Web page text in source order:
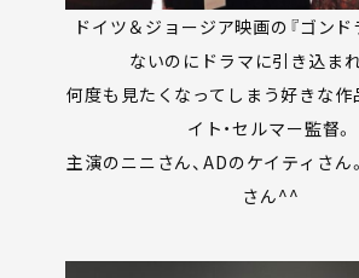
ドイツ＆ジョージア映画の『ゴンド
ないのにドラマに引き込まれ
何度も見たくなってしまう好きな作
イト・セルマー監督。
主演のニニさん、ADのケイティさん
さん^^